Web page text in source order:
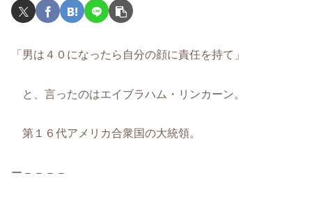
「男は４０になったら自分の顔に責任を持て」
と、言ったのはエイブラハム・リンカーン。
第１６代アメリカ合衆国の大統領。
ー－－－－